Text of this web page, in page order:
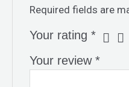
Required fields are
Your rating*
Your review*